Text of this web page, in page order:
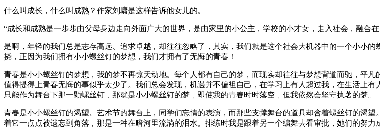
什么叫成长，什么叫成熟？作家刘墉是这样告诉他女儿的。
“成长和成熟是一步步由父母身边走向外面广大的世界，是由家里的小公主，学校的小才女，走入社会，融合
是啊，年轻的我们总是志存高远、追求卓越，却往往忽略了，其实，我们就是这个社会大机器中的一个小小
挠，正因为我们拥有小小螺丝钉的梦想，我们才拥有了无悔的青春！
青春是小小螺丝钉的梦想，我的梦不再惊天动地。每个人都有自己的梦，而现实却往往与梦想背道而驰，平
值得提得上青春无悔的事似乎太少了。我们总会发现，机遇并不偏袒自己，在学习上有人超过我，在生活上
只能作为舞台下那一颗螺丝钉，那就是小小螺丝钉的梦，即使我的青春时时落空，但我依然会坚守执著的梦。
青春是小小螺丝钉的渴望。艺术节的舞台上，同学们忘情的表演，而那些支撑舞台的道具却含着螺丝钉的渴
着它一点点被遗忘到角落，那是一种在暗河里流淌的泪水。排练时我是跟着另一个编舞去看审批，她们的努